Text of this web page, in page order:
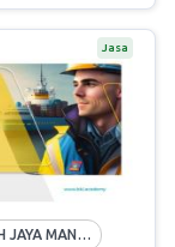
Jasa
BERKAH JAYA MANDIRITAMA